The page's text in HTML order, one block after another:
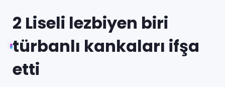
2 Liseli lezbiyen biri
türbanlı kankaları ifşa
etti